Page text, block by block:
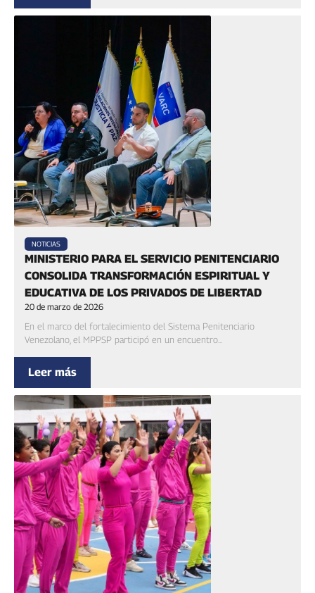
NOTICIAS
MINISTERIO PARA EL SERVICIO PENITENCIARIO
CONSOLIDA TRANSFORMACIÓN ESPIRITUAL Y
EDUCATIVA DE LOS PRIVADOS DE LIBERTAD
20 de marzo de 2026
‎En el marco del fortalecimiento del Sistema Penitenciario
Venezolano, el MPPSP participó en un encuentro...
Leer más